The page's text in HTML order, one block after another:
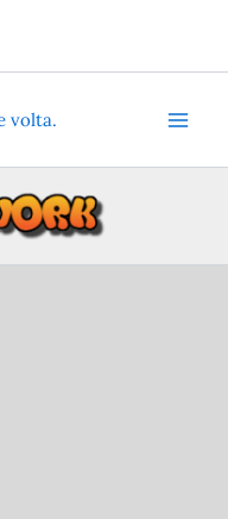
volta.